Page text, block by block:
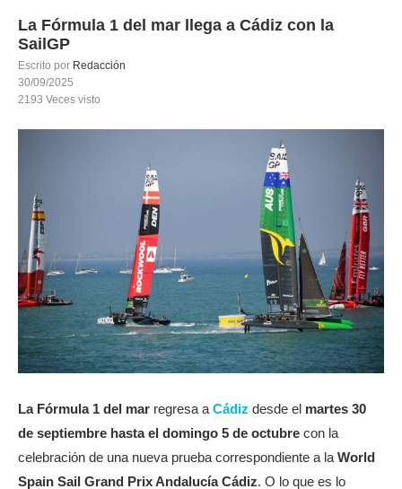
La Fórmula 1 del mar llega a Cádiz con la
SailGP
Escrito por Redacción
30/09/2025
2193 Veces visto
La Fórmula 1 del mar regresa a Cádiz desde el martes 30
de septiembre hasta el domingo 5 de octubre con la
celebración de una nueva prueba correspondiente a la World
Spain Sail Grand Prix Andalucía Cádiz. O lo que es lo